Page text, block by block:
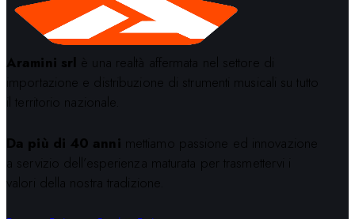
Aramini srl è una realtà affermata nel settore di
importazione e distribuzione di strumenti musicali su tutto
il territorio nazionale.
Da più di 40 anni mettiamo passione ed innovazione
a servizio dell’esperienza maturata per trasmettervi i
valori della nostra tradizione.